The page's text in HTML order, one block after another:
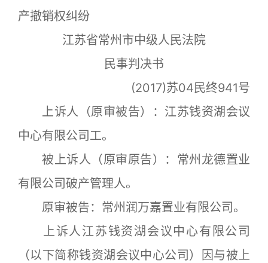
产撤销权纠纷
江苏省常州市中级人民法院
民事判决书
(2017)苏04民终941号
上诉人（原审被告）：江苏钱资湖会议
中心有限公司工。
被上诉人（原审原告）：常州龙德置业
有限公司破产管理人。
原审被告：常州润万嘉置业有限公司。
上诉人江苏钱资湖会议中心有限公司
（以下简称钱资湖会议中心公司）因与被上